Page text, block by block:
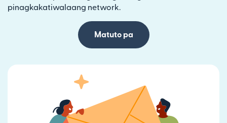
pinagkakatiwalaang network.
Matuto pa